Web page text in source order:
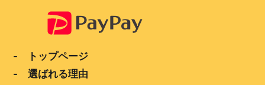
- トップページ
- 選ばれる理由